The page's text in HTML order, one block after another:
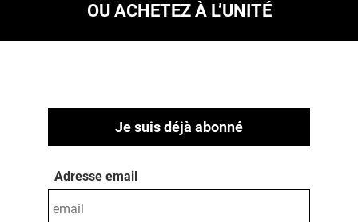
OU ACHETEZ À L’UNITÉ
Je suis déjà abonné
Adresse email